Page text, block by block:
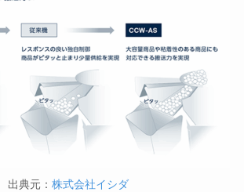
出典元： 株式会社イシダ